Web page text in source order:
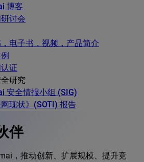
博客
讨会
电子书，视频，产品简介
证
研究
安全情报小组 (SIG)
网现状》(SOTI) 报告
伴
，推动创新、扩展规模、提升竞